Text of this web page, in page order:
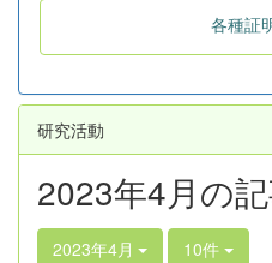
各種証
研究活動
2023年4月の
2023年4月 10件